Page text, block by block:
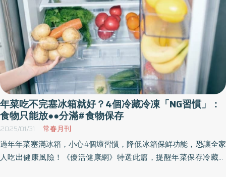
年菜吃不完塞冰箱就好？4個冷藏冷凍「NG習慣」：
食物只能放●●分滿#食物保存
2025/01/31 常春月刊
過年年菜塞滿冰箱，小心4個壞習慣，降低冰箱保鮮功能，恐讓全家
人吃出健康風險！《優活健康網》特選此篇，提醒年菜保存冷藏冷